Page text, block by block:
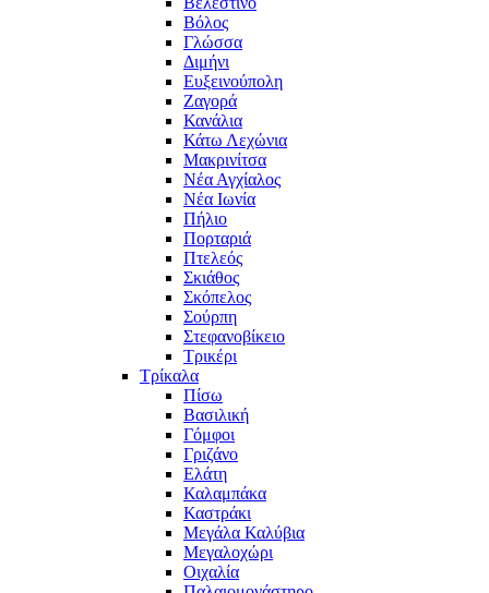
Βόλος
Γλώσσα
Διμήνι
Ευξεινούπολη
Ζαγορά
Κανάλια
Κάτω Λεχώνια
Μακρινίτσα
Νέα Αγχίαλος
Νέα Ιωνία
Πήλιο
Πορταριά
Πτελεός
Σκιάθος
Σκόπελος
Σούρπη
Στεφανοβίκειο
Τρικέρι
Τρίκαλα
Πίσω
Βασιλική
Γόμφοι
Γριζάνο
Ελάτη
Καλαμπάκα
Καστράκι
Μεγάλα Καλύβια
Μεγαλοχώρι
Οιχαλία